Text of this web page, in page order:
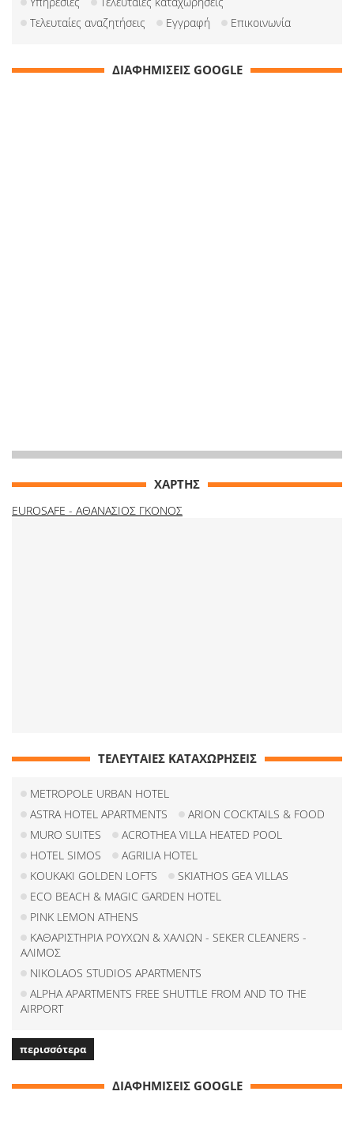
Τελευταίες αναζητήσεις
Εγγραφή Επικοινωνία
ΔΙΑΦΗΜΙΣΕΙΣ GOOGLE
ΧΑΡΤΗΣ
EUROSAFE - ΑΘΑΝΑΣΙΟΣ ΓΚΟΝΟΣ
ΤΕΛΕΥΤΑΙΕΣ ΚΑΤΑΧΩΡΗΣΕΙΣ
METROPOLE URBAN HOTEL
ASTRA HOTEL APARTMENTS
ARION COCKTAILS & FOOD
MURO SUITES
ACROTHEA VILLA HEATED POOL
HOTEL SIMOS
AGRILIA HOTEL
KOUKAKI GOLDEN LOFTS
SKIATHOS GEA VILLAS
ECO BEACH & MAGIC GARDEN HOTEL
PINK LEMON ATHENS
ΚΑΘΑΡΙΣΤΗΡΙΑ ΡΟΥΧΩΝ & ΧΑΛΙΩΝ - SEKER CLEANERS -
ΑΛΙΜΟΣ
NIKOLAOS STUDIOS APARTMENTS
ALPHA APARTMENTS FREE SHUTTLE FROM AND TO THE
AIRPORT
περισσότερα
ΔΙΑΦΗΜΙΣΕΙΣ GOOGLE